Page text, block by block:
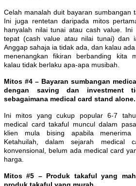
Celah manalah duit bayaran sumbangan
Ini juga rentetan daripada mitos
hanyalah nilai tunai atau cash value. Ini
tepat (cash value atau nilai tunai) dan
Anggap sahaja ia tidak ada, dan kalau
menenangkan fikiran berbanding kita
kalau tidak berlaku apa-apa musibah.
Mitos #4 – Bayaran sumbangan
dengan saving dan investment
sebagaimana medical card stand alone.
Ini mitos yang cukup popular 6-7
medical card takaful muncul dalam
klien mula bising apabila menerima
Ketahuilah, dalam sejarah medical
konvensional, belum ada medical card
harga.
Mitos #5 – Produk takaful yang
produk takaful yang murah.